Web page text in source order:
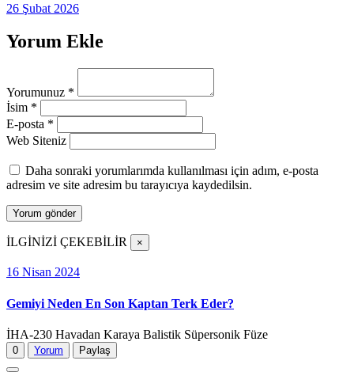
26 Şubat 2026
Yorum Ekle
Yorumunuz *
İsim *
E-posta *
Web Siteniz
Daha sonraki yorumlarımda kullanılması için adım, e-posta
adresim ve site adresim bu tarayıcıya kaydedilsin.
İLGİNİZİ ÇEKEBİLİR ×
16 Nisan 2024
Gemiyi Neden En Son Kaptan Terk Eder?
İHA-230 Havadan Karaya Balistik Süpersonik Füze
0 Yorum Paylaş